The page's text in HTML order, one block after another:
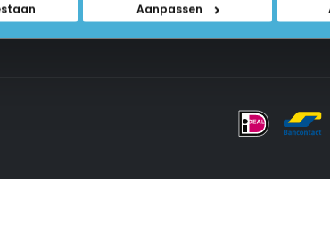
Aanpassen